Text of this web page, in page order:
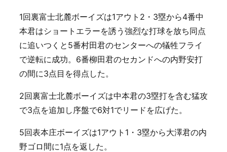
1回裏富士北麓ボーイズは1アウト2・3塁から4番中
本君はショートエラーを誘う強烈な打球を放ち同点
に追いつくと5番村田君のセンターへの犠牲フライ
で逆転に成功。6番柳田君のセカンドへの内野安打
の間に3点目を得点した。
2回裏富士北麓ボーイズは中本君の3塁打を含む猛攻
で3点を追加し序盤で6対1でリードを広げた。
5回表本庄ボーイズは1アウト1・3塁から大澤君の内
野ゴロ間に1点を返した。